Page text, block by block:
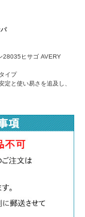
28035ヒサゴ AVERY
イプ
と使い易さを追及し、